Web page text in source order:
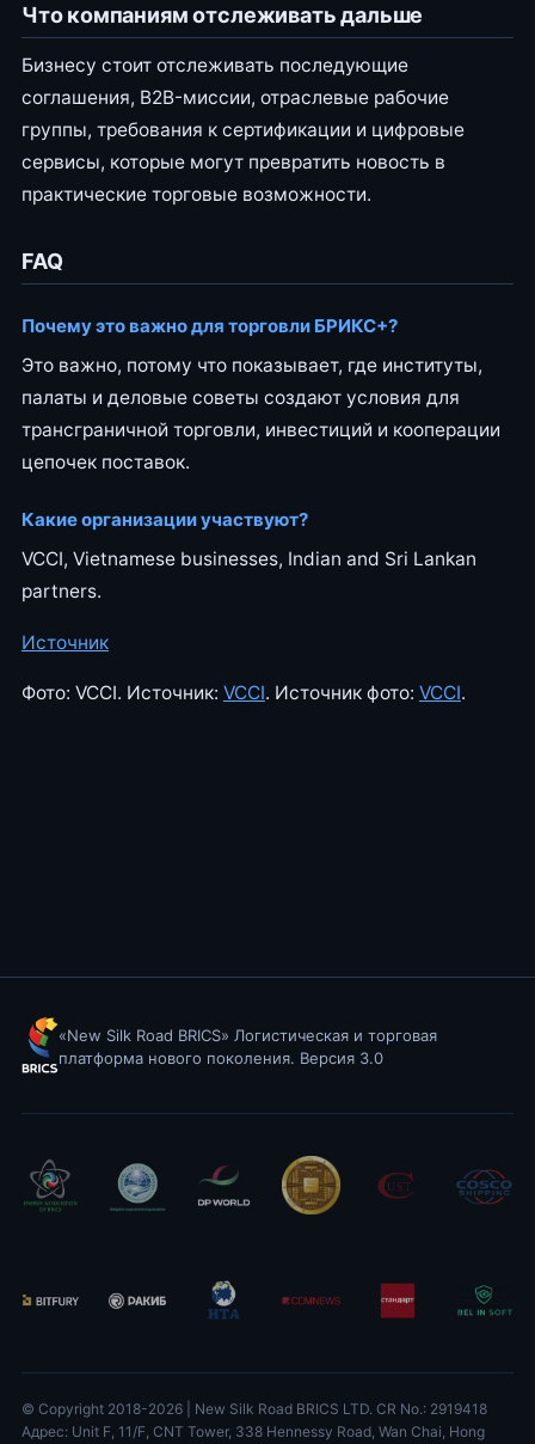
Что компаниям отслеживать дальше
Бизнесу стоит отслеживать последующие
соглашения, B2B-миссии, отраслевые рабочие
группы, требования к сертификации и цифровые
сервисы, которые могут превратить новость в
практические торговые возможности.
FAQ
Почему это важно для торговли БРИКС+?
Это важно, потому что показывает, где институты,
палаты и деловые советы создают условия для
трансграничной торговли, инвестиций и кооперации
цепочек поставок.
Какие организации участвуют?
VCCI, Vietnamese businesses, Indian and Sri Lankan
partners.
Источник
Фото: VCCI. Источник: VCCI. Источник фото: VCCI.
«New Silk Road BRICS» Логистическая и торговая
платформа нового поколения. Версия 3.0
© Copyright 2018-2026| New Silk Road BRICS LTD. CR No.: 2919418
Адрес: Unit F, 11/F, CNT Tower, 338 Hennessy Road, Wan Chai, Hong